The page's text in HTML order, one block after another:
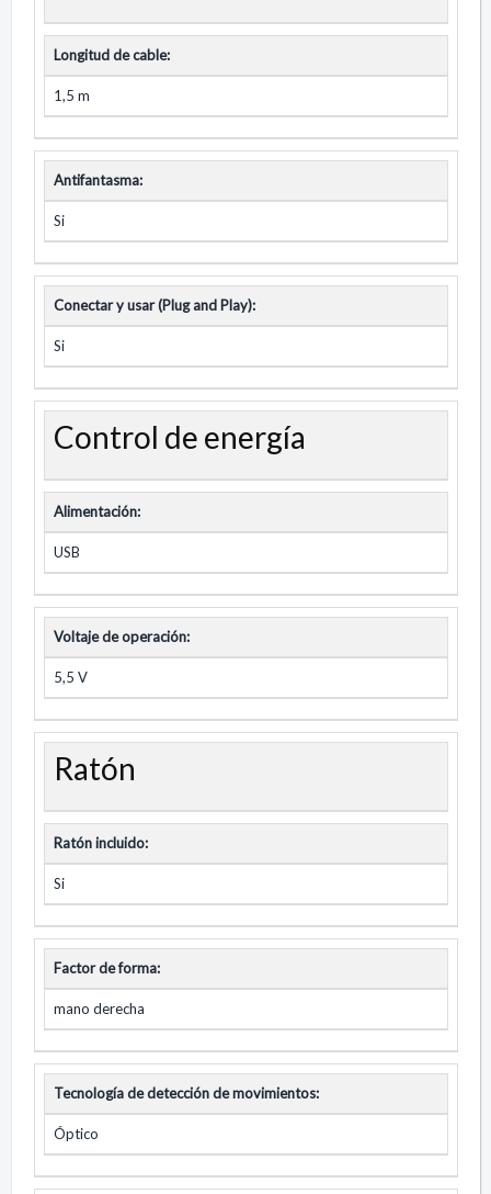
Longitud de cable:
1,5 m
Antifantasma:
Si
Conectar y usar (Plug and Play):
Si
Control de energía
Alimentación:
USB
Voltaje de operación:
5,5 V
Ratón
Ratón incluido:
Si
Factor de forma:
mano derecha
Tecnología de detección de movimientos:
Óptico